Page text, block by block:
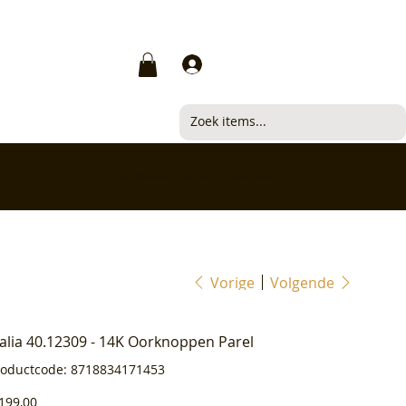
Vorige Volgende
40.12309 - 14K Oorknoppen Parel
Productcode
8718834171453
8718834171453